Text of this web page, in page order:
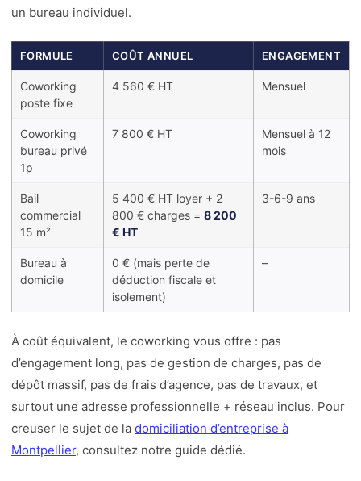
un bureau individuel.
FORMULE COÛT ANNUEL ENGAGEMENT
Coworking
poste fixe
4 560 € HT Mensuel
Coworking
bureau privé
1p
7 800 € HT
Mensuel à 12
mois
Bail
commercial
15 m²
5 400 € HT loyer + 2
800 € charges = 8 200
€ HT
3-6-9 ans
Bureau à
domicile
0 € (mais perte de
déduction fiscale et
isolement)
–
À coût équivalent, le coworking vous offre : pas
d’engagement long, pas de gestion de charges, pas de
dépôt massif, pas de frais d’agence, pas de travaux, et
surtout une adresse professionnelle + réseau inclus. Pour
creuser le sujet de la domiciliation d’entreprise à
Montpellier, consultez notre guide dédié.